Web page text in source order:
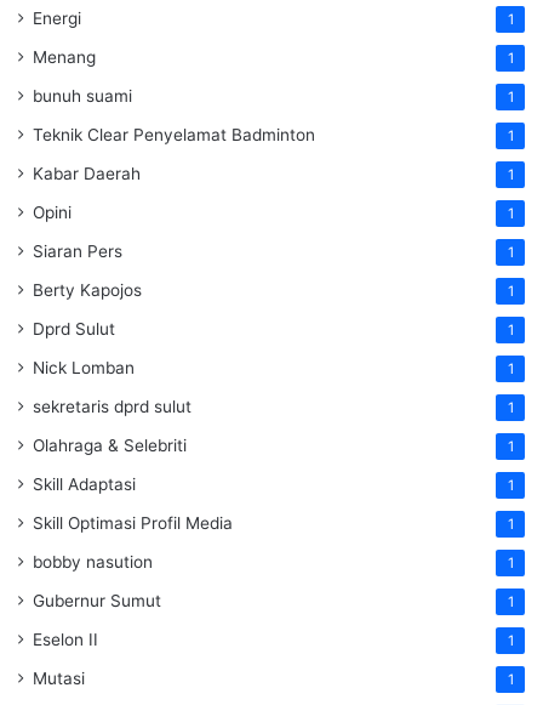
Energi 1
Menang 1
bunuh suami 1
Teknik Clear Penyelamat Badminton 1
Kabar Daerah 1
Opini 1
Siaran Pers 1
Berty Kapojos 1
Dprd Sulut 1
Nick Lomban 1
sekretaris dprd sulut 1
Olahraga & Selebriti 1
Skill Adaptasi 1
Skill Optimasi Profil Media 1
bobby nasution 1
Gubernur Sumut 1
Eselon II 1
Mutasi 1